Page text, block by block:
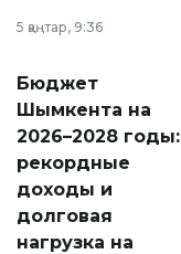
принести
народу
Венесуэлы.
5 қаңтар, 9:36
Бюджет
Шымкента на
2026–2028 годы:
рекордные
доходы и
долговая
нагрузка на